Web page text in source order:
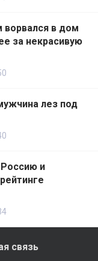
ворвался в дом
за некрасивую
лез под
и
связь